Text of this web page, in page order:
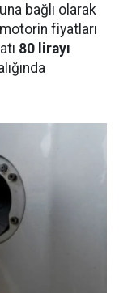
bağlı olarak
fiyatları
80 lirayı